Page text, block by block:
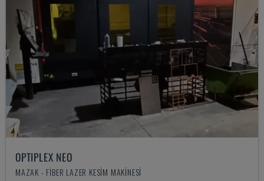
OPTIPLEX NEO
MAZAK - FIBER LAZER KESIM MAKINESI